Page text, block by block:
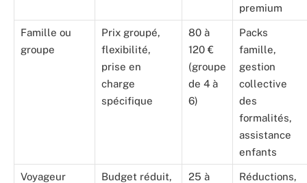
premium
Famille ou
groupe
Prix groupé,
flexibilité,
prise en
charge
spécifique
80 à
120 €
(groupe
de 4 à
6)
Packs
famille,
gestion
collective
des
formalités,
assistance
enfants
Voyageur
Budget réduit,
25 à
Réductions,